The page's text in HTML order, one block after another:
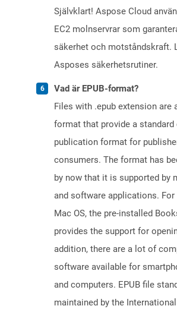
Självklart! Aspose Cloud
EC2 molnservrar som
säkerhet och motståndskraft.
Asposes säkerhetsrutiner.
Vad är EPUB-format?
Files with .epub extension are
format that provide a standard
publication format for
consumers. The format has
by now that it is supported by
and software applications. For
Mac OS, the pre-installed
provides the support for
addition, there are a lot of
software available for
and computers. EPUB file
maintained by the